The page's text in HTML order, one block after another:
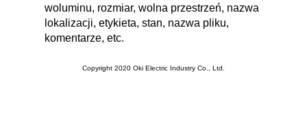
woluminu, rozmiar, wolna przestrzeń, nazwa
lokalizacji, etykieta, stan, nazwa pliku,
komentarze, etc.
Copyright 2020 Oki Electric Industry Co., Ltd.